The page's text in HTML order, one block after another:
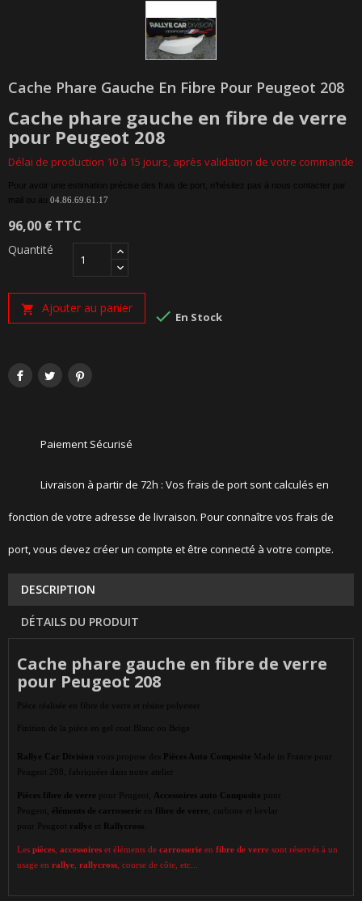
Cache Phare Gauche En Fibre Pour Peugeot 208
Cache phare gauche en fibre de verre
pour Peugeot 208
Délai de production 10 à 15 jours, après validation de votre commande
Pour avoir une estimation précise des frais de port, n’hésitez pas à nous contacter par
mail ou au 04.86.69.61.17
96,00 €TTC
Quantité
 Ajouter au panier  En Stock
Paiement Sécurisé
Livraison à partir de 72h : Vos frais de port sont calculés en
fonction de votre adresse de livraison. Pour connaître vos frais de
port, vous devez créer un compte et être connecté à votre compte.
DESCRIPTION
DÉTAILS DU PRODUIT
Cache phare gauche en fibre de verre
pour Peugeot 208
Pièce réalisée en fibre de verre et résine polyester
Finition de la pièce en gel coat Blanc ou Beige
Rallye Car Division vous propose des Pièces Auto Composite Made in France pour
Peugeot 208, fabriquées dans notre atelier
Pièces fibre de verre pour Peugeot, Accessoires auto Composite pour
Peugeot,
éléments de carrosserie fibre de verre , carbone et kevlar
pour Peugeot rallye Rallycross
Les pièces accessoires et éléments de carrosserie en fibre de verre sont réservés à un
usage en rallye rallycross , course de côte, etc...